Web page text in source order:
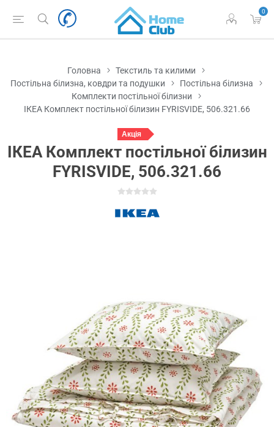
0
Головна
Текстиль та килими
Постільна білизна, ковдри та подушки
Постільна білизна
Комплекти постільної білизни
ІКЕА Комплект постільної білизин FYRISVIDE, 506.321.66
Акція
ІКЕА Комплект постільної білизин
FYRISVIDE, 506.321.66